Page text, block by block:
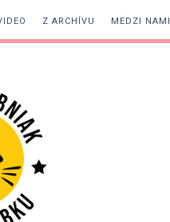
Z ARCHÍVU MEDZI NAMI